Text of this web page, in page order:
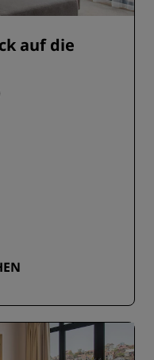
auf die